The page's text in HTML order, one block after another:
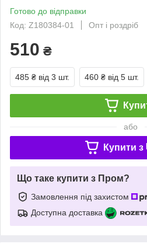
Готово до відправки
Код: Z180384-01
Опт і роздріб
510 ₴
485 ₴ від 3 шт. 460 ₴ від 5 шт.
або
Купити з
Що таке купити з Пром?
Замовлення під захистом
Доступна доставка